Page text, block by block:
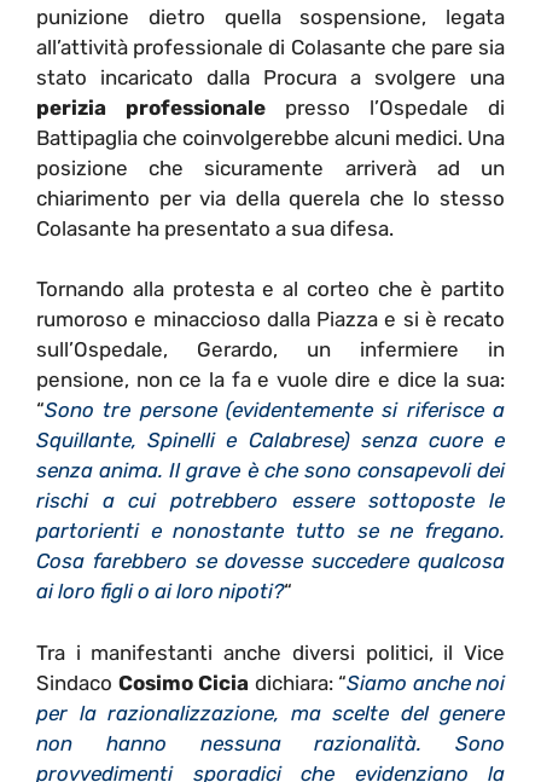
punizione dietro quella sospensione, legata
all’attività professionale di Colasante che pare sia
stato incaricato dalla Procura a svolgere una
perizia professionale presso l’Ospedale di
Battipaglia che coinvolgerebbe alcuni medici. Una
posizione che sicuramente arriverà ad un
chiarimento per via della querela che lo stesso
Colasante ha presentato a sua difesa.
Tornando alla protesta e al corteo che è partito
rumoroso e minaccioso dalla Piazza e si è recato
sull’Ospedale, Gerardo, un infermiere in
pensione, non ce la fa e vuole dire e dice la sua:
“Sono tre persone (evidentemente si riferisce a
Squillante, Spinelli e Calabrese) senza cuore e
senza anima. Il grave è che sono consapevoli dei
rischi a cui potrebbero essere sottoposte le
partorienti e nonostante tutto se ne fregano.
Cosa farebbero se dovesse succedere qualcosa
ai loro figli o ai loro nipoti?“
Tra i manifestanti anche diversi politici, il Vice
Sindaco Cosimo Cicia dichiara: “Siamo anche noi
per la razionalizzazione, ma scelte del genere
non hanno nessuna razionalità. Sono
provvedimenti sporadici che evidenziano la